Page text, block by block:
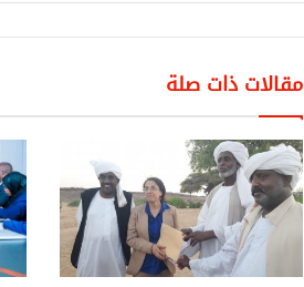
مقالات ذات صلة